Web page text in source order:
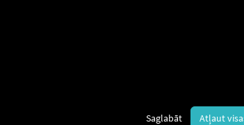
Saglabāt Atļaut